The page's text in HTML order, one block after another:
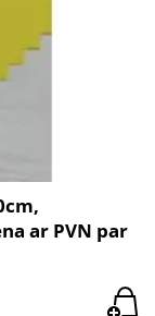
ar PVN par